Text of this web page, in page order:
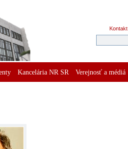
Kontakt
Kancelária NR SR Verejnosť a médiá